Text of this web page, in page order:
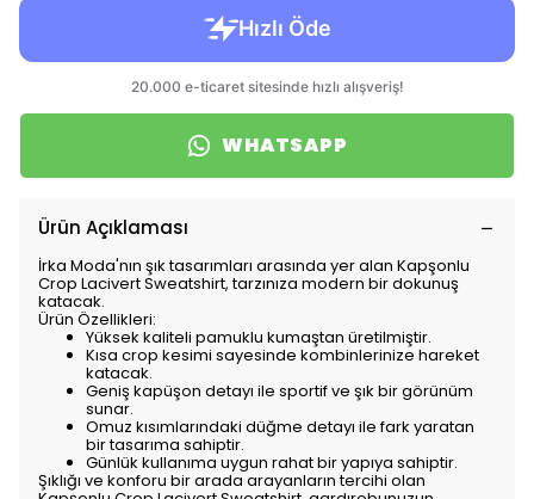
WHATSAPP
Ürün Açıklaması
İrka Moda'nın şık tasarımları arasında yer alan Kapşonlu
Crop Lacivert Sweatshirt, tarzınıza modern bir dokunuş
katacak.
Ürün Özellikleri:
Yüksek kaliteli pamuklu kumaştan üretilmiştir.
Kısa crop kesimi sayesinde kombinlerinize hareket
katacak.
Geniş kapüşon detayı ile sportif ve şık bir görünüm
sunar.
Omuz kısımlarındaki düğme detayı ile fark yaratan
bir tasarıma sahiptir.
Günlük kullanıma uygun rahat bir yapıya sahiptir.
Şıklığı ve konforu bir arada arayanların tercihi olan